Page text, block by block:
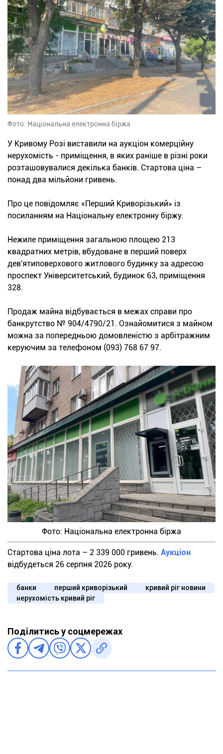
Фото: Національна електронна біржа
У Кривому Розі виставили на аукціон комерційну
нерухомість - приміщення, в яких раніше в різні роки
розташовувалися декілька банків. Стартова ціна –
понад два мільйони гривень.
Про це повідомляє «Перший Криворізький» із
посиланням на Національну електронну біржу.
Нежиле приміщення загальною площею 213
квадратних метрів, вбудоване в перший поверх
дев'ятиповерхового житлового будинку за адресою
проспект Університетський, будинок 63, приміщення
328.
Продаж майна відбувається в межах справи про
банкрутство № 904/4790/21. Ознайомитися з майном
можна за попередньою домовленістю з арбітражним
керуючим за телефоном (093) 768 67 97.
Фото: Національна електронна біржа
Стартова ціна лота – 2 339 000 гривень. Аукціон
відбудеться 26 серпня 2026 року.
банки перший криворізький
кривий ріг новини
нерухомість кривий ріг
Поділитись у соцмережах